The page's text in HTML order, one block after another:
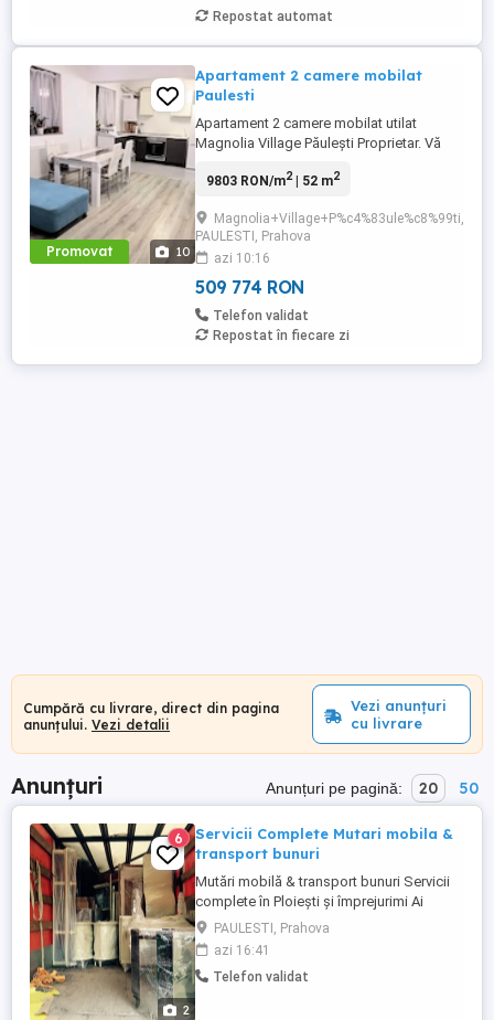
Repostat automat
Promovat 10
Apartament 2 camere mobilat
Paulesti
Apartament 2 camere mobilat utilat
Magnolia Village Păulești Proprietar. Vă
camere situat în Păulești Prahova, în
aproximativ 5 minute de Ploiești.
Apartamentul este compus din dormitor,
living open space cu bucătăria, ...
9803 RON/m2| 52 m2
Magnolia+Village+P%c4%83ule%c8%99ti,
PAULESTI, Prahova
azi 10:16
509 774 RON
Telefon validat
Repostat în fiecare zi
Cumpără cu livrare, direct din pagina
anunțului. Vezi detalii
Vezi anunțuri
cu livrare
Anunțuri Anunțuri pe pagină: 20 50
2
6
Servicii Complete Mutari mobila &
transport bunuri
Mutări mobilă & transport bunuri Servicii
complete în Ploiești și împrejurimi Ai
nevoie să te muți sau să transporți mobilă,
electrocasnice, obiecte personale sau
marfă? Suntem aici să te ajutăm! Oferim
servicii complete de mutări și transport pe
PAULESTI, Prahova
azi 16:41
Telefon validat